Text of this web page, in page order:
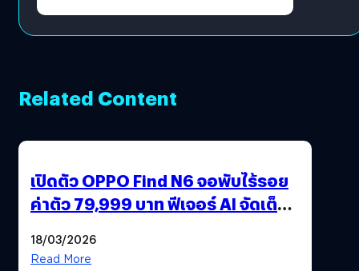
Related Content
เปิดตัว OPPO Find N6 จอพับไร้รอย
ค่าตัว 79,999 บาท ฟีเจอร์ AI จัดเต็ม
18/03/2026
Read More